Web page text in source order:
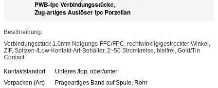
PWB-fpc Verbindungsstücke,
Zug-artiges Auslöser fpc Porzellan
Beschreibung:
Verbindungsstück 1.0mm Neigungs-FFC/FPC, rechtwinklig/gestreckter Winkel,
ZIF, Spitzen-/Low-Kontakt-Art-Behälter, 2~50 Stromkreise, bleifrei, Gold/Tin
Contact
Kontaktstandort
Unteres /top, ober/unter
Verpacken (Art)
Prägeartiges Band auf Spule, Rohr